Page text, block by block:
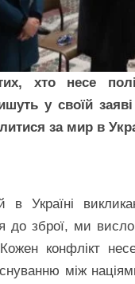
хто несе
у своїй заяві
за мир в
в Україні
зброї, ми
конфлікт
між